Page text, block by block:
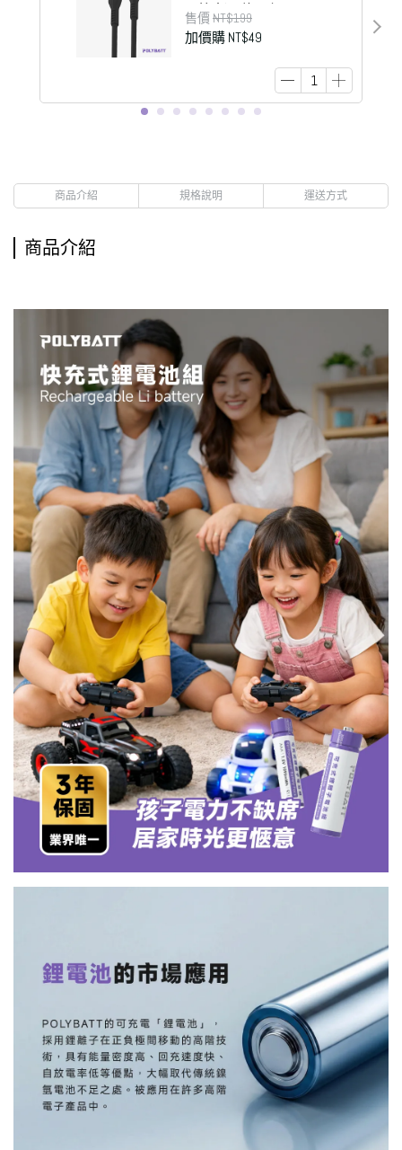
6A快充)-E款黑色
售價NT$199
加價購 NT$49
商品介紹 規格說明 運送方式
商品介紹